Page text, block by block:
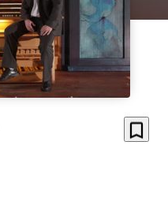
bookmark_border